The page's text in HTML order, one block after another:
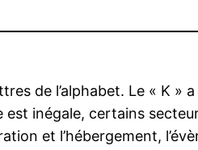
de l’alphabet. Le « K
inégale, certains
et l’hébergement,